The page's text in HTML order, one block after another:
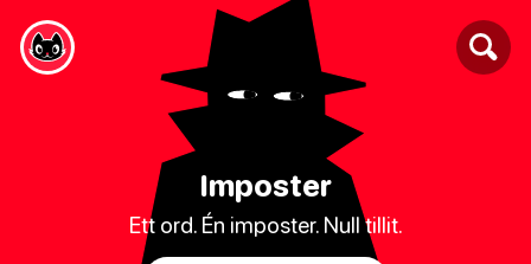
Imposter
Ett ord. Én imposter. Null tillit.